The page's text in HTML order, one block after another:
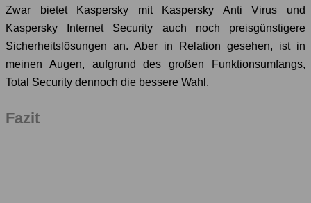
Zwar bietet Kaspersky mit Kaspersky Anti Virus und
Kaspersky Internet Security auch noch preisgünstigere
Sicherheitslösungen an. Aber in Relation gesehen, ist in
meinen Augen, aufgrund des großen Funktionsumfangs,
Total Security dennoch die bessere Wahl.
Fazit